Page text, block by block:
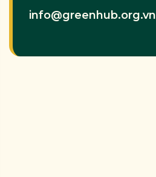
info@greenhub.org.vn